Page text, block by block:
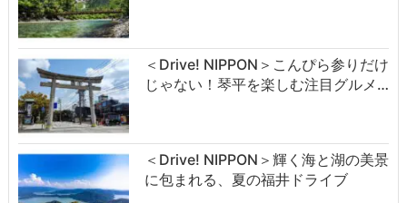
＜Drive! NIPPON＞こんぴら参りだけ
じゃない！琴平を楽しむ注目グルメ…
＜Drive! NIPPON＞輝く海と湖の美景
に包まれる、夏の福井ドライブ